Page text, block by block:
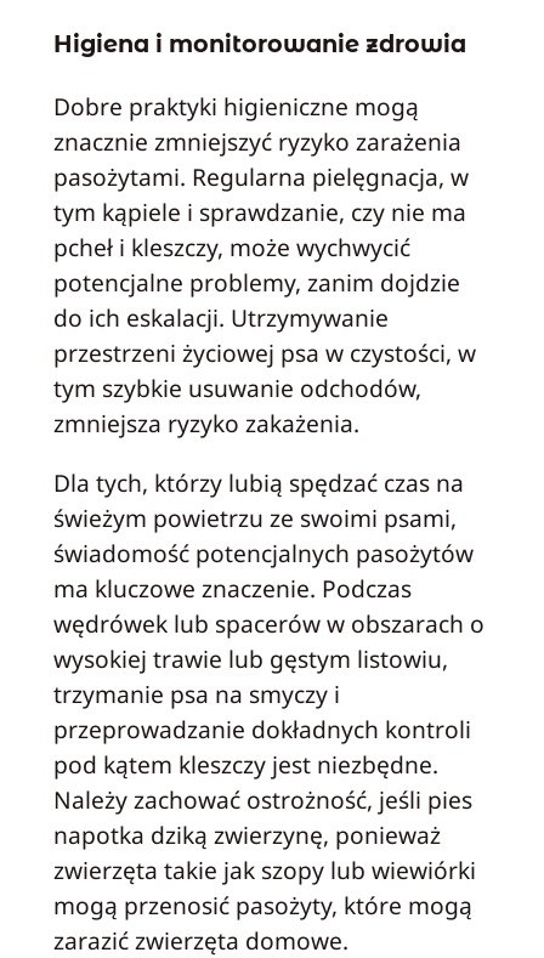
Higiena i monitorowanie zdrowia
Dobre praktyki higieniczne mogą
znacznie zmniejszyć ryzyko zarażenia
pasożytami. Regularna pielęgnacja, w
tym kąpiele i sprawdzanie, czy nie ma
pcheł i kleszczy, może wychwycić
potencjalne problemy, zanim dojdzie
do ich eskalacji. Utrzymywanie
przestrzeni życiowej psa w czystości, w
tym szybkie usuwanie odchodów,
zmniejsza ryzyko zakażenia.
Dla tych, którzy lubią spędzać czas na
świeżym powietrzu ze swoimi psami,
świadomość potencjalnych pasożytów
ma kluczowe znaczenie. Podczas
wędrówek lub spacerów w obszarach o
wysokiej trawie lub gęstym listowiu,
trzymanie psa na smyczy i
przeprowadzanie dokładnych kontroli
pod kątem kleszczy jest niezbędne.
Należy zachować ostrożność, jeśli pies
napotka dziką zwierzynę, ponieważ
zwierzęta takie jak szopy lub wiewiórki
mogą przenosić pasożyty, które mogą
zarazić zwierzęta domowe.